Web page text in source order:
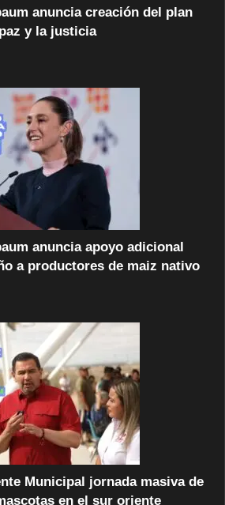
anuncia creación del plan
y la justicia
anuncia apoyo adicional
a productores de maiz nativo
Municipal jornada masiva de
en el sur oriente